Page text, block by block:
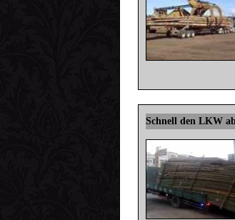
Schnell den LKW